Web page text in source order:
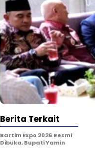
Berita Terkait
Bartim Expo 2026 Resmi
Dibuka, Bupati Yamin